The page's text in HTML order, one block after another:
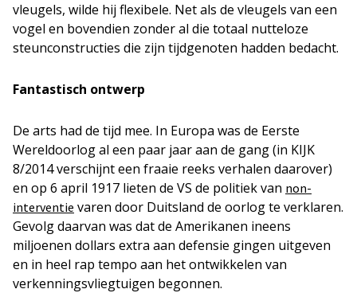
vleugels, wilde hij flexibele. Net als de vleugels van een
vogel en bovendien zonder al die totaal nutteloze
steunconstructies die zijn tijdgenoten hadden bedacht.
Fantastisch ontwerp
De arts had de tijd mee. In Europa was de Eerste
Wereldoorlog al een paar jaar aan de gang (in KIJK
8/2014 verschijnt een fraaie reeks verhalen daarover)
en op 6 april 1917 lieten de VS de politiek van non-
interventie varen door Duitsland de oorlog te verklaren.
Gevolg daarvan was dat de Amerikanen ineens
miljoenen dollars extra aan defensie gingen uitgeven
en in heel rap tempo aan het ontwikkelen van
verkenningsvliegtuigen begonnen.